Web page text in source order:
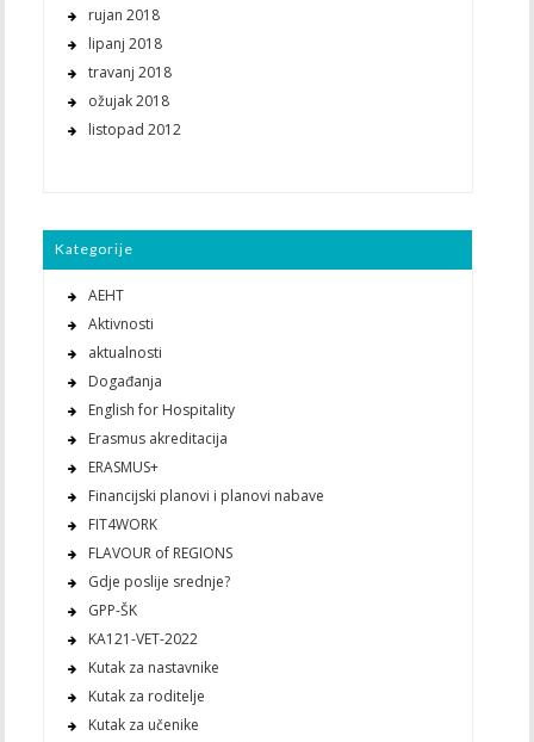
rujan 2018
lipanj 2018
travanj 2018
ožujak 2018
listopad 2012
Kategorije
AEHT
Aktivnosti
aktualnosti
Događanja
English for Hospitality
Erasmus akreditacija
ERASMUS+
Financijski planovi i planovi nabave
FIT4WORK
FLAVOUR of REGIONS
Gdje poslije srednje?
GPP-ŠK
KA121-VET-2022
Kutak za nastavnike
Kutak za roditelje
Kutak za učenike